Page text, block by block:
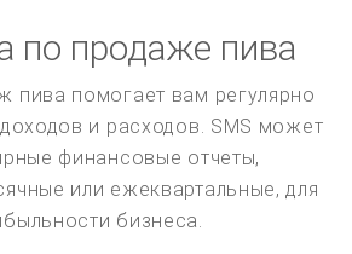
по продаже пива
пива помогает вам регулярно
и расходов. SMS может
финансовые отчеты,
или ежеквартальные, для
бизнеса.